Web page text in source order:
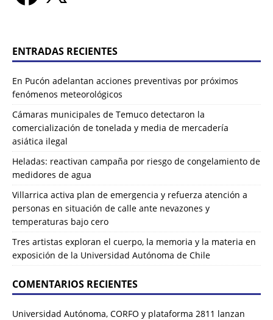
ENTRADAS RECIENTES
En Pucón adelantan acciones preventivas por próximos
fenómenos meteorológicos
Cámaras municipales de Temuco detectaron la
comercialización de tonelada y media de mercadería
asiática ilegal
Heladas: reactivan campaña por riesgo de congelamiento de
medidores de agua
Villarrica activa plan de emergencia y refuerza atención a
personas en situación de calle ante nevazones y
temperaturas bajo cero
Tres artistas exploran el cuerpo, la memoria y la materia en
exposición de la Universidad Autónoma de Chile
COMENTARIOS RECIENTES
Universidad Autónoma, CORFO y plataforma 2811 lanzan